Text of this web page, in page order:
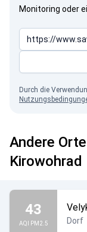
Monitoring oder
Durch die
Andere
Kirowohrad
43
AQI PM2.5 Dorf